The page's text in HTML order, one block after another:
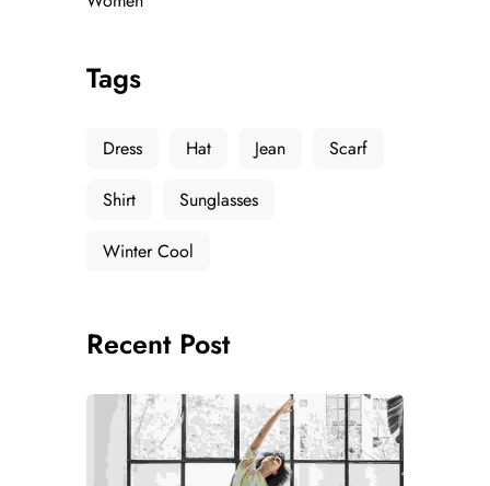
Tags
Dress Hat Jean Scarf
Shirt Sunglasses
Winter Cool
Recent Post